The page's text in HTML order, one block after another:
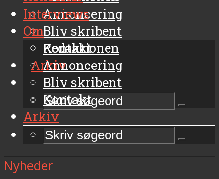
Annoncering
Bliv skribent
Kontakt
Arkiv
Interviews
Om
Redaktionen
Annoncering
Bliv skribent
Kontakt
Arkiv
Nyheder